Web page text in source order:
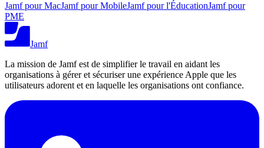
Jamf pour MacJamf pour MobileJamf pour l'ÉducationJamf pour
PME
Jamf
La mission de Jamf est de simplifier le travail en aidant les
organisations à gérer et sécuriser une expérience Apple que les
utilisateurs adorent et en laquelle les organisations ont confiance.